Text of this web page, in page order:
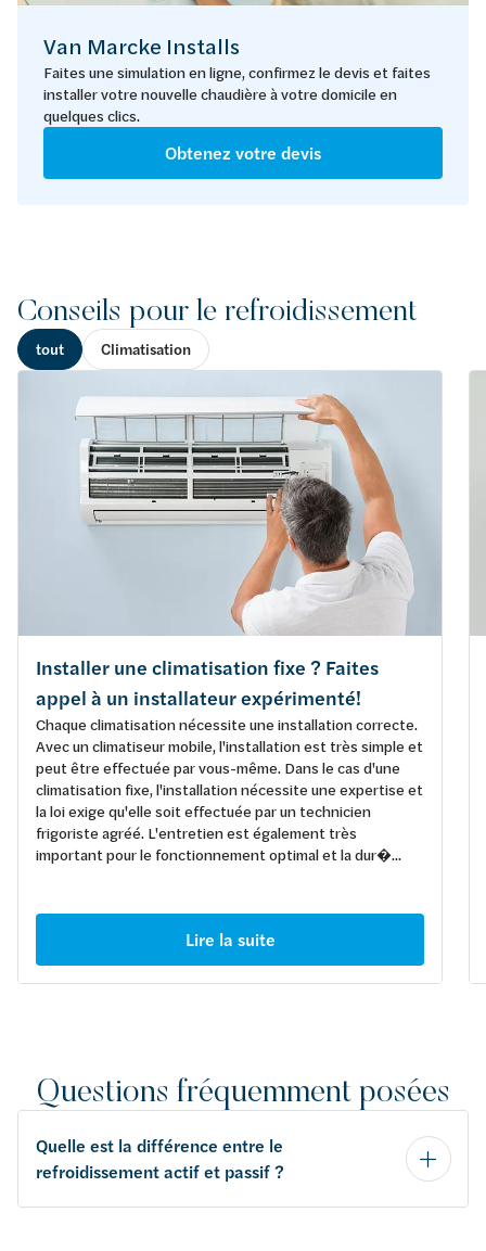
Van Marcke Installs
Faites une simulation en ligne, confirmez le devis et faites
installer votre nouvelle chaudière à votre domicile en
quelques clics.
Obtenez votre devis
Conseils pour le refroidissement
tout Climatisation
Installer une climatisation fixe ? Faites
appel à un installateur expérimenté!
Chaque climatisation nécessite une installation correcte.
Avec un climatiseur mobile, l'installation est très simple et
peut être effectuée par vous-même. Dans le cas d'une
climatisation fixe, l'installation nécessite une expertise et
la loi exige qu'elle soit effectuée par un technicien
frigoriste agréé. L'entretien est également très
important pour le fonctionnement optimal et la dur�...
Lire la suite
Questions fréquemment posées
Quelle est la différence entre le
refroidissement actif et passif ?